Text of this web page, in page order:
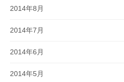
2014年8月
2014年7月
2014年6月
2014年5月